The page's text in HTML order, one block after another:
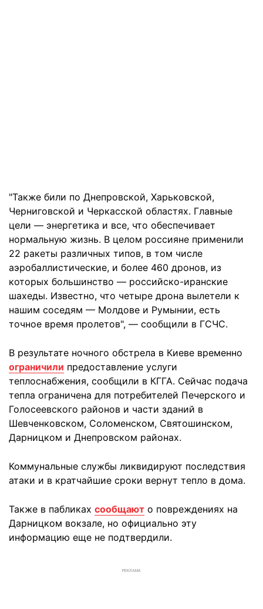
"Также били по Днепровской, Харьковской,
Черниговской и Черкасской областях. Главные
цели — энергетика и все, что обеспечивает
нормальную жизнь. В целом россияне применили
22 ракеты различных типов, в том числе
аэробаллистические, и более 460 дронов, из
которых большинство — российско-иранские
шахеды. Известно, что четыре дрона вылетели к
нашим соседям — Молдове и Румынии, есть
точное время пролетов", — сообщили в ГСЧС.
В результате ночного обстрела в Киеве временно
ограничили предоставление услуги
теплоснабжения, сообщили в КГГА. Сейчас подача
тепла ограничена для потребителей Печерского и
Голосеевского районов и части зданий в
Шевченковском, Соломенском, Святошинском,
Дарницком и Днепровском районах.
Коммунальные службы ликвидируют последствия
атаки и в кратчайшие сроки вернут тепло в дома.
Также в пабликах сообщают о повреждениях на
Дарницком вокзале, но официально эту
информацию еще не подтвердили.
РЕКЛАМА